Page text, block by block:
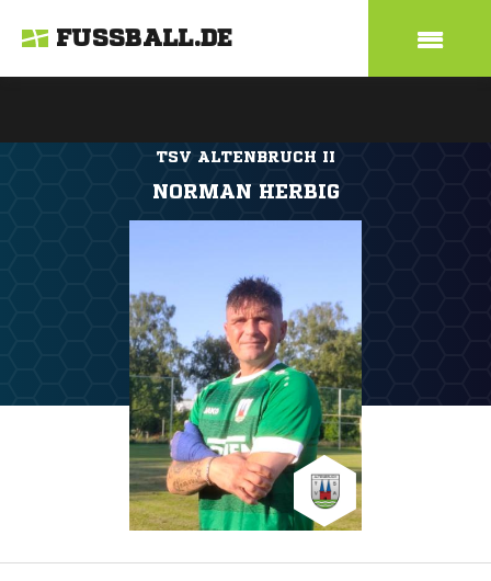
FUSSBALL.DE
TSV ALTENBRUCH II
NORMAN HERBIG